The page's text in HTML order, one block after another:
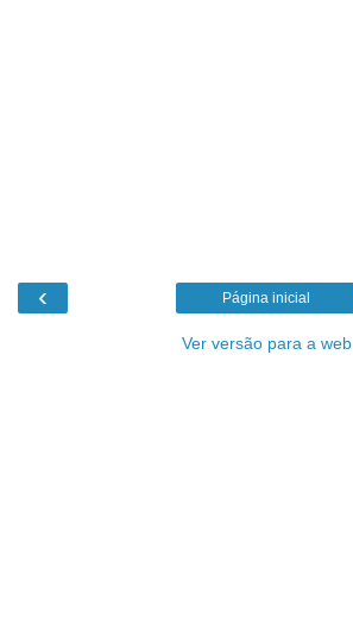
‹ Página inicial
Ver versão para a web